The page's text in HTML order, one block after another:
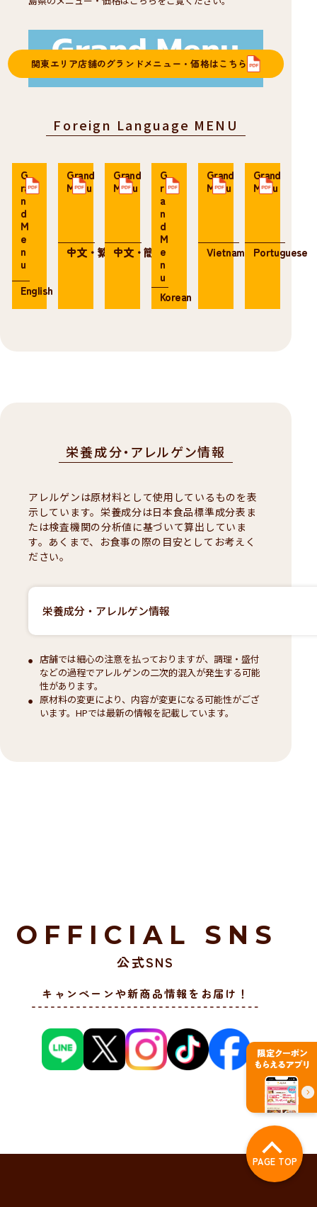
関東エリア店舗のグランドメニュー・価格はこちら
Foreign Language MENU
G
ra
n
d
M
e
n
u
English
Grand
Menu
中文・繁体
Grand
Menu
中文・簡体
G
r
a
n
d
M
e
n
u
Korean
Grand
Menu
Vietnamese
Grand
Menu
Portuguese
栄養成分・アレルゲン情報
アレルゲンは原材料として使用しているものを表
示しています。栄養成分は日本食品標準成分表ま
たは検査機関の分析値に基づいて算出していま
す。あくまで、お食事の際の目安としてお考えく
ださい。
栄養成分・アレルゲン情報
店舗では細心の注意を払っておりますが、調理・盛付
などの過程でアレルゲンの二次的混入が発生する可能
性があります。
原材料の変更により、内容が変更になる可能性がござ
います。HPでは最新の情報を記載しています。
OFFICIAL SNS
公式SNS
キャンペーンや新商品情報をお届け！
PAGE TOP